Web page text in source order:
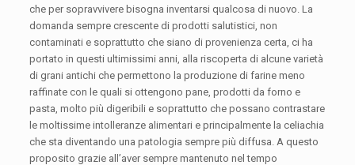
che per sopravvivere bisogna inventarsi qualcosa di nuovo. La
domanda sempre crescente di prodotti salutistici, non
contaminati e soprattutto che siano di provenienza certa, ci ha
portato in questi ultimissimi anni, alla riscoperta di alcune varietà
di grani antichi che permettono la produzione di farine meno
raffinate con le quali si ottengono pane, prodotti da forno e
pasta, molto più digeribili e soprattutto che possano contrastare
le moltissime intolleranze alimentari e principalmente la celiachia
che sta diventando una patologia sempre più diffusa. A questo
proposito grazie all’aver sempre mantenuto nel tempo